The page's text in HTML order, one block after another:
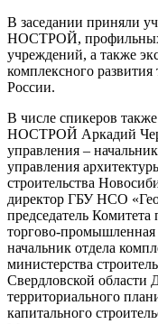
В заседании приняли
НОСТРОЙ, профильных
учреждений, а также
комплексного
России.
В числе спикеров
НОСТРОЙ Аркадий
управления –
управления
строительства
директор ГБУ НСО
председатель
торгово-промышленная
начальник отдела
министерства
Свердловской области
территориального
капитального